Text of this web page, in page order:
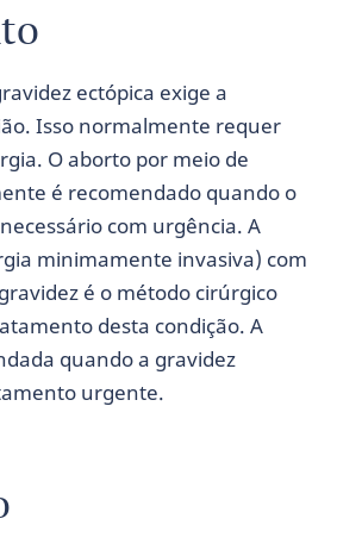
ectópica exige a
Isso normalmente requer
O aborto por meio de
é recomendado quando o
com urgência. A
minimamente invasiva) com
é o método cirúrgico
desta condição. A
quando a gravidez
urgente.